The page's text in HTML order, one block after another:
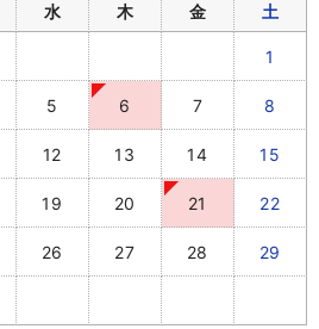
水 木 金 土
1
5 6 7 8
12 13 14 15
19 20 21 22
26 27 28 29